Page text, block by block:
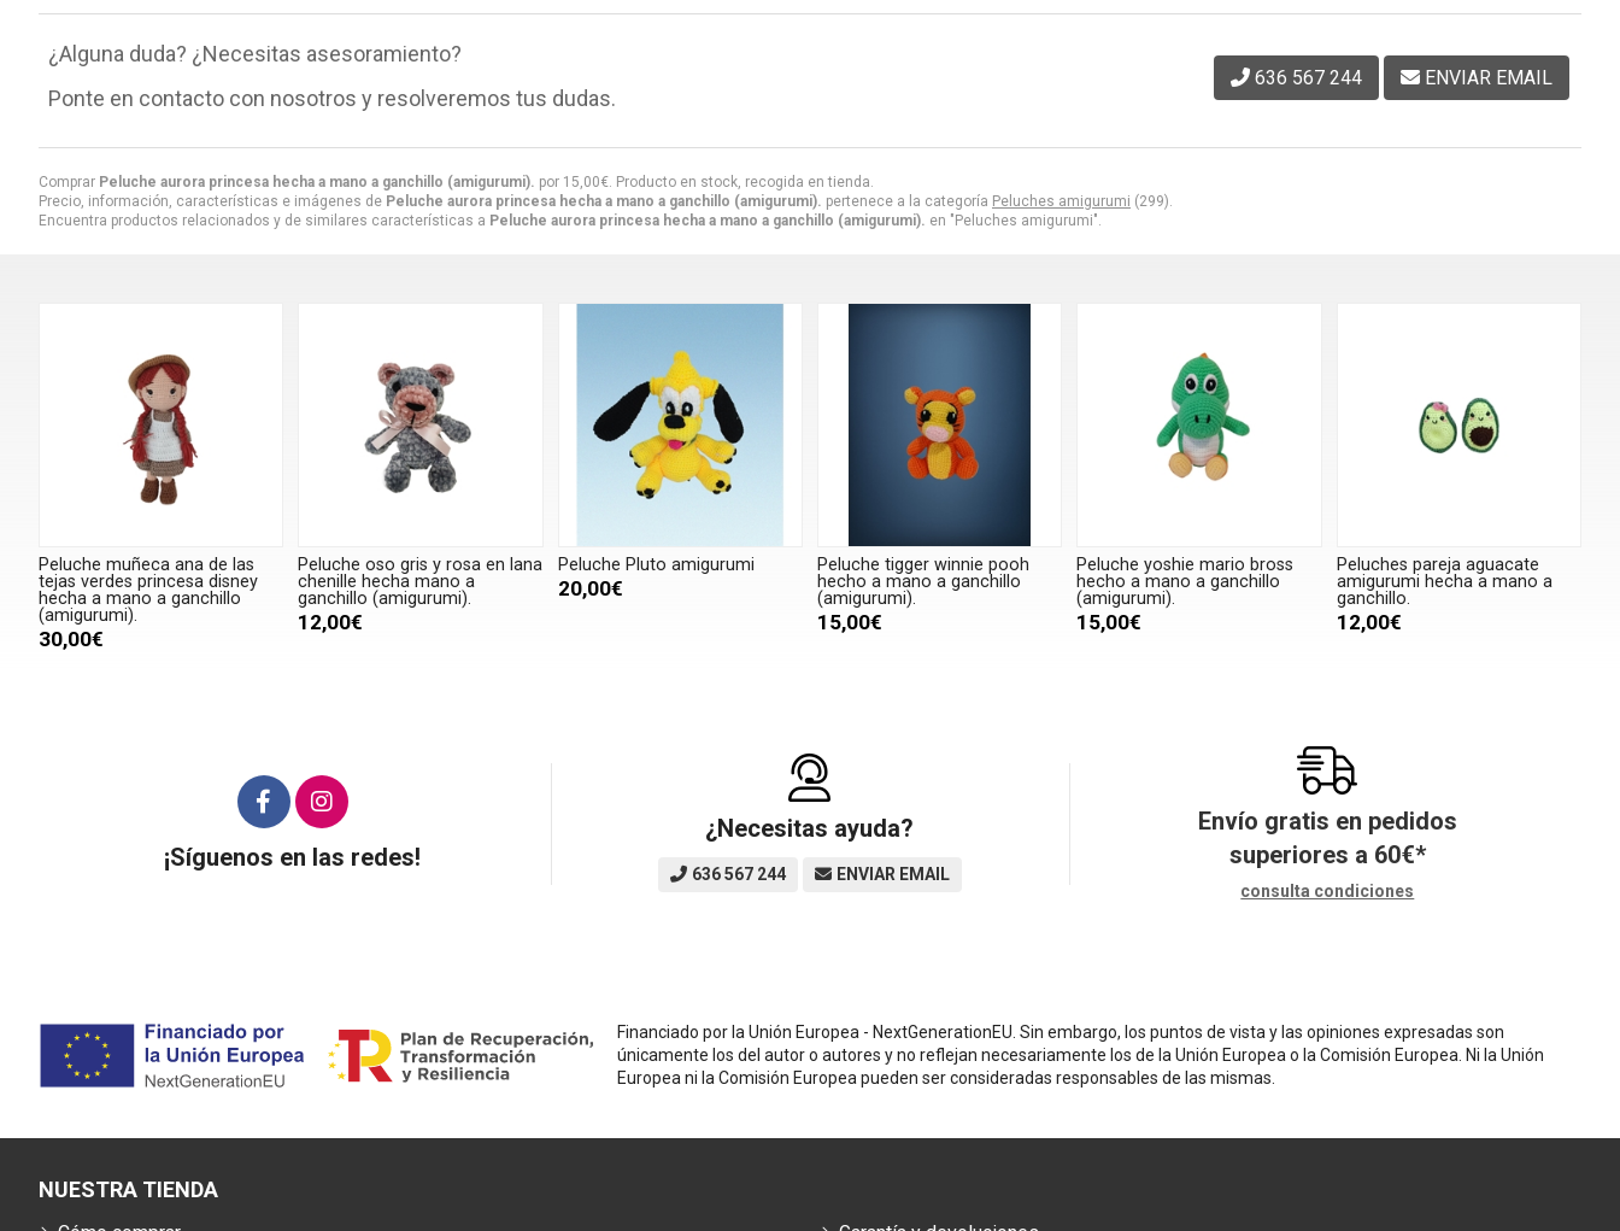
Comprar Peluche aurora princesa hecha a mano a ganchillo (amigurumi). por 15,00€. Producto en stock, recogida en tienda.
Precio, información, características e imágenes de Peluche aurora princesa hecha a mano a ganchillo (amigurumi). pertenece a la categoría Peluches amigurumi (299).
Encuentra productos relacionados y de similares características a Peluche aurora princesa hecha a mano a ganchillo (amigurumi). en "Peluches amigurumi".
¿Alguna duda? ¿Necesitas asesoramiento?
Ponte en contacto con nosotros y resolveremos tus dudas.
636 567 244 ENVIAR EMAIL
Peluche muñeca ana de las
tejas verdes princesa disney
hecha a mano a ganchillo
(amigurumi).
30,00€
Peluche oso gris y rosa en lana
chenille hecha mano a
ganchillo (amigurumi).
12,00€
Peluche Pluto amigurumi
20,00€
Peluche tigger winnie pooh
hecho a mano a ganchillo
(amigurumi).
15,00€
Peluche yoshie mario bross
hecho a mano a ganchillo
(amigurumi).
15,00€
Peluches pareja aguacate
amigurumi hecha a mano a
ganchillo.
12,00€
¡Síguenos en las redes!
¿Necesitas ayuda?
636 567 244 ENVIAR EMAIL
Envío gratis en pedidos
superiores a 60€*
consulta condiciones
Financiado por la Unión Europea - NextGenerationEU. Sin embargo, los puntos de vista y las opiniones expresadas son
únicamente los del autor o autores y no reflejan necesariamente los de la Unión Europea o la Comisión Europea. Ni la Unión
Europea ni la Comisión Europea pueden ser consideradas responsables de las mismas.
NUESTRA TIENDA